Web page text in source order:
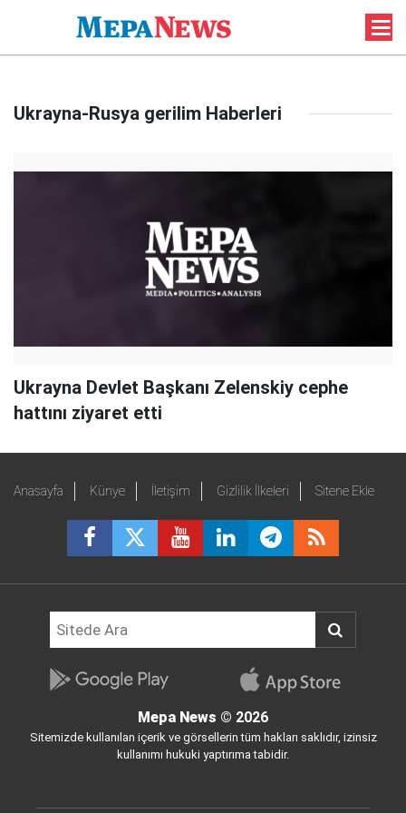
Ukrayna-Rusya gerilim Haberleri
Ukrayna Devlet Başkanı Zelenskiy cephe
hattını ziyaret etti
Anasayfa Künye İletişim Gizlilik İlkeleri Sitene Ekle
Mepa News © 2026
Sitemizde kullanılan içerik ve görsellerin tüm hakları saklıdır, izinsiz
kullanımı hukuki yaptırıma tabidir.